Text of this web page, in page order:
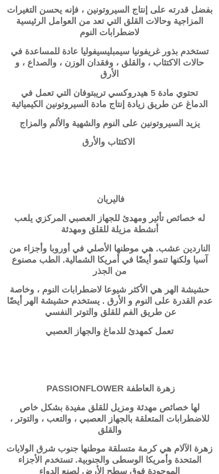
بفضل قدرته على إنتاج السيروتونين ، فإنه يحسن التغيرات
المزاجية وحالات القلق التي تعد من العوامل الرئيسية
لاضطرابات النوم
تستخدم بذور غريفونيا سيمبليسيفوليا عادة للمساعدة في
حالات الاكتئاب ، والقلق ، وفقدان الوزن ، والصداع ، و
الأرق
تحتوي مادة 5 هيدروكسي تريبتوفان التي تعمل في
الدماغ عن طريق زيادة إنتاج مادة السيروتونين الكيميائية
يزيد السيروتونين على النوم والشهية والألم والمزاج
الاكتئاب والأرق
فاليريان
له خصائص تأثير ومهدئ للجهاز العصبي المركزي يلعب
أنشطة مزيلة للقلق ومهدئة
الناردين عشب. هي موطنها الأصلي في أوروبا وأجزاء من
آسيا ولكنها تنمو أيضًا في أمريكا الشمالية. الطب مصنوع
من الجذر
حشيشة الهر هي الأكثر شيوعا لاضطرابات النوم ، وخاصة
عدم القدرة على النوم و الأرق . يستخدم حشيشة الهر أيضًا
عن طريق الفم للقلق والتوتر النفسي
تعمل كمهدئ للدماغ والجهاز العصبي
زهرة العاطفة PASSIONFLOWER
لها خصائص مهدئة ومزيل للقلق مفيدة بشكل خاص
للاضطرابات المتعلقة بالجهاز العصبي ، والتعب ، والتوتر ،
والقلق
زهرة الآلام هي كرمة متسلقة موطنها جنوب شرق الولايات
المتحدة وأمريكا الوسطى والجنوبية. تستخدم الأجزاء
الموجودة فوق سطح الأرض لصنع الدواء